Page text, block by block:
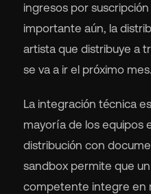
ingresos por
importante aún, la
artista que distribuye a
se va a ir el próximo
La integración técnica
mayoría de los equipos
distribución con
sandbox permite que
competente integre en